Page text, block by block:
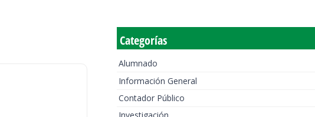
Categorías
Alumnado
Información General
Contador Público